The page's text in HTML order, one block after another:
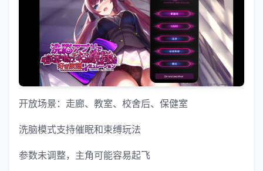
开放场景：走廊、教室、校舍后、保健室
洗脑模式支持催眠和束缚玩法
参数未调整，主角可能容易起飞